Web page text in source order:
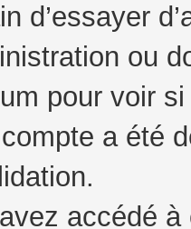
d’essayer
ou
pour voir
a été
accédé à